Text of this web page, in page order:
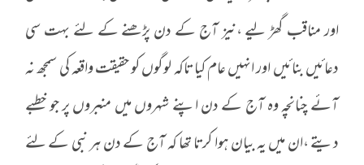
اور مناقب گھڑ لیے ،نیز آج کے دن پڑھنے کے لئے بہت سی
دعائیں بنائیں اور انہیں عام کیا تاکہ لوگوں کو حقیقت واقعہ کی سمجھ نہ
آئے چنانچہ وہ آج کے دن اپنے شہروں میں منبروں پر جو خطبے
دیتے ،ان میں یہ بیان ہوا کرتا تھا کہ آج کے دن ہر نبی کے لئے